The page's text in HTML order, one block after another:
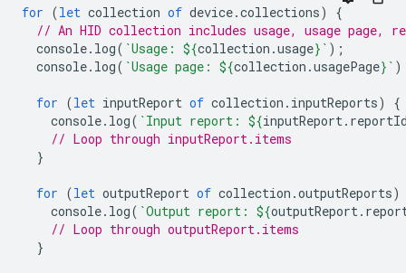
for (let collection of device.collections)
{
// An HID collection includes usage, usage page,
console. log( `Usage: ${collection .usage} ` );
console. log( `Usage page: ${collection .usagePage} `
for (let inputReport of collection . inputReports)
{
console. log( `Input report: ${inputReport.
// Loop through inputReport.items
}
for (let outputReport of collection .outputReports)
console. log( `Output report: ${outputReport.
// Loop through outputReport.items
}